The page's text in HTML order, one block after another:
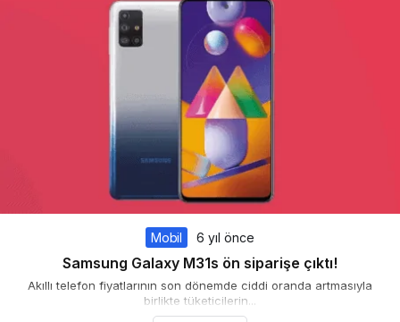
Mobil 6 yıl önce
Samsung Galaxy M31s ön siparişe çıktı!
Akıllı telefon fiyatlarının son dönemde ciddi oranda artmasıyla
birlikte tüketicilerin...